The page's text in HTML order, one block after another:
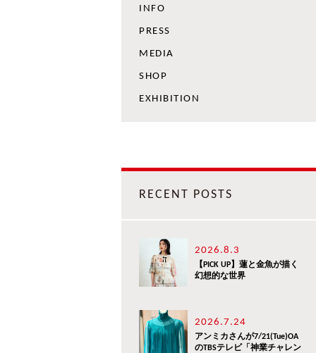
INFO
PRESS
MEDIA
SHOP
EXHIBITION
RECENT POSTS
2026.8.3
【PICK UP】蓮と金魚が描く
幻想的な世界
2026.7.24
アンミカさんが7/21(Tue)OA
のTBSテレビ「神業チャレン